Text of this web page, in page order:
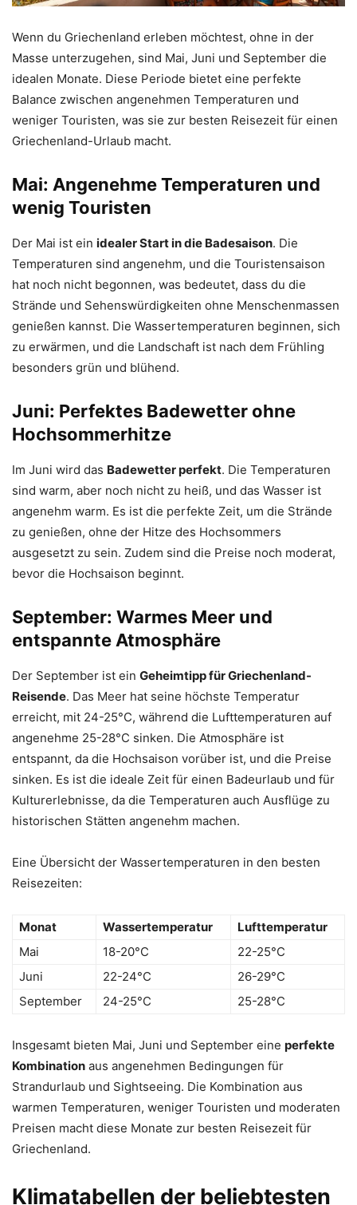
Wenn du Griechenland erleben möchtest, ohne in der
Masse unterzugehen, sind Mai, Juni und September die
idealen Monate. Diese Periode bietet eine perfekte
Balance zwischen angenehmen Temperaturen und
weniger Touristen, was sie zur besten Reisezeit für einen
Griechenland-Urlaub macht.
Mai: Angenehme Temperaturen und
wenig Touristen
Der Mai ist ein idealer Start in die Badesaison. Die
Temperaturen sind angenehm, und die Touristensaison
hat noch nicht begonnen, was bedeutet, dass du die
Strände und Sehenswürdigkeiten ohne Menschenmassen
genießen kannst. Die Wassertemperaturen beginnen, sich
zu erwärmen, und die Landschaft ist nach dem Frühling
besonders grün und blühend.
Juni: Perfektes Badewetter ohne
Hochsommerhitze
Im Juni wird das Badewetter perfekt. Die Temperaturen
sind warm, aber noch nicht zu heiß, und das Wasser ist
angenehm warm. Es ist die perfekte Zeit, um die Strände
zu genießen, ohne der Hitze des Hochsommers
ausgesetzt zu sein. Zudem sind die Preise noch moderat,
bevor die Hochsaison beginnt.
September: Warmes Meer und
entspannte Atmosphäre
Der September ist ein Geheimtipp für Griechenland-
Reisende. Das Meer hat seine höchste Temperatur
erreicht, mit 24-25°C, während die Lufttemperaturen auf
angenehme 25-28°C sinken. Die Atmosphäre ist
entspannt, da die Hochsaison vorüber ist, und die Preise
sinken. Es ist die ideale Zeit für einen Badeurlaub und für
Kulturerlebnisse, da die Temperaturen auch Ausflüge zu
historischen Stätten angenehm machen.
Eine Übersicht der Wassertemperaturen in den besten
Reisezeiten:
Monat Wassertemperatur
Lufttemperatur
Mai
18-20°C
22-25°C
Juni
22-24°C
26-29°C
September
24-25°C 25-28°C
Insgesamt bieten Mai, Juni und September eine perfekte
Kombination aus angenehmen Bedingungen für
Strandurlaub und Sightseeing. Die Kombination aus
warmen Temperaturen, weniger Touristen und moderaten
Preisen macht diese Monate zur besten Reisezeit für
Griechenland.
Klimatabellen der beliebtesten